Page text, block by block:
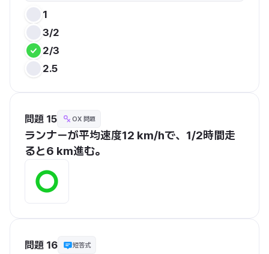
1
3/2
2/3
2.5
問題 15 OX 問題
ランナーが平均速度12 km/hで、1/2時間走
ると6 km進む。
問題 16 短答式